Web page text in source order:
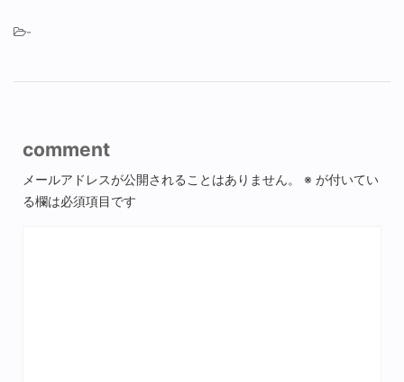
-
comment
メールアドレスが公開されることはありません。 ※ が付いてい
る欄は必須項目です